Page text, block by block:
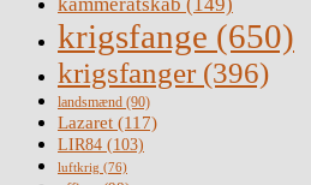
krigsfange (650)
krigsfanger (396)
landsmænd (90)
Lazaret (117)
LIR84 (103)
luftkrig (76)